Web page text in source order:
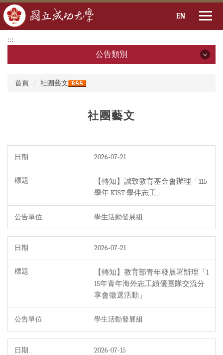
到
要
EN
:::
公告類別
出國資訊
演講,研討會
招生公告
徵才公告
其他
首頁
社團藝文
社團藝文
2026-07-21
【轉知】誠致教育基金會辦理「115
學年 KIST 學伴志工」
學生活動發展組
2026-07-21
【轉知】教育部青年發展署辦理「1
15年青年海外志工績優團隊交流分
享會徵選活動」
學生活動發展組
2026-07-15